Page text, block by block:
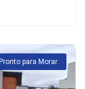
Pronto para Morar